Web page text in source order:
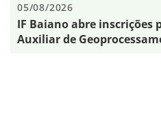
05/08/2026
IF Baiano abre inscrições
Auxiliar de